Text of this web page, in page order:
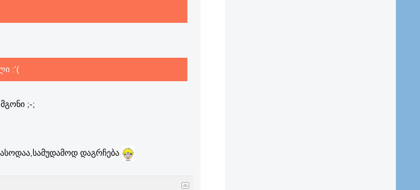
:'(
;-;
დაგრჩება